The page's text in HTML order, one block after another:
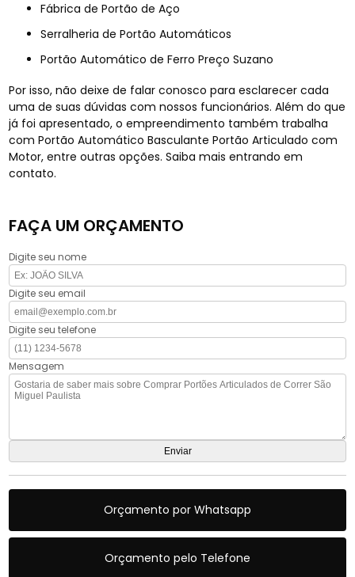
Fábrica de Portão de Aço
Serralheria de Portão Automáticos
Portão Automático de Ferro Preço Suzano
Por isso, não deixe de falar conosco para esclarecer cada
uma de suas dúvidas com nossos funcionários. Além do que
já foi apresentado, o empreendimento também trabalha
com Portão Automático Basculante Portão Articulado com
Motor, entre outras opções. Saiba mais entrando em
contato.
FAÇA UM ORÇAMENTO
Digite seu nome
Digite seu email
Digite seu telefone
Mensagem
Orçamento por Whatsapp
Orçamento pelo Telefone